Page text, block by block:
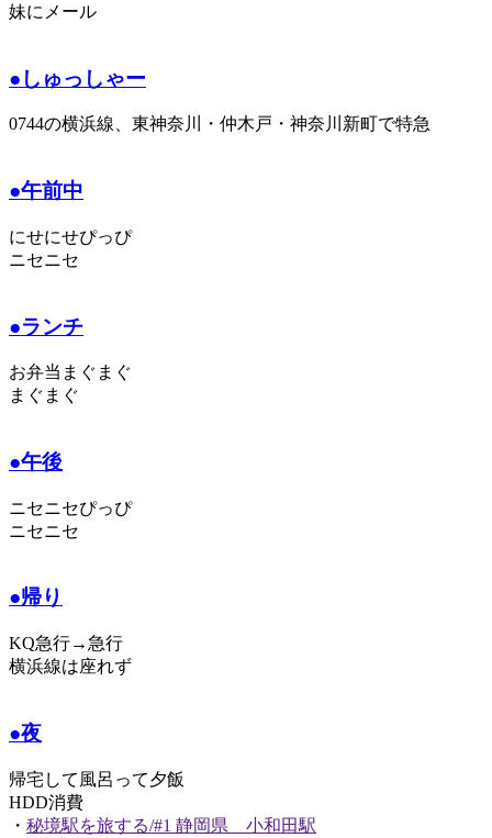
妹にメール
●しゅっしゃー
0744の横浜線、東神奈川・仲木戸・神奈川新町で特急
●午前中
にせにせぴっぴ
ニセニセ
●ランチ
お弁当まぐまぐ
まぐまぐ
●午後
ニセニセぴっぴ
ニセニセ
●帰り
KQ急行→急行
横浜線は座れず
●夜
帰宅して風呂って夕飯
HDD消費
・ 秘境駅を旅する/#1 静岡県 小和田駅